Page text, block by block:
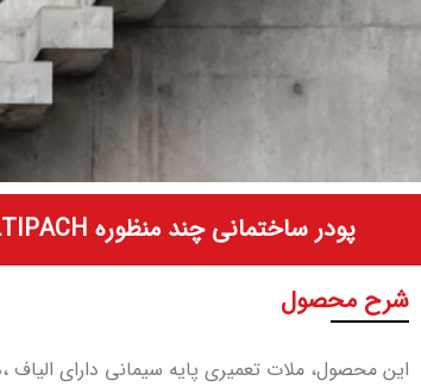
پودر ساختمانی چند منظوره SPF-MULTIPACH
شرح محصول
این محصول، ملات تعمیری پایه سیمانی دارای